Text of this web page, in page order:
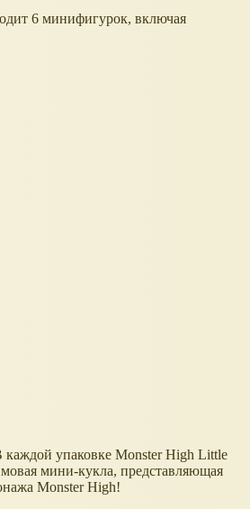
6 минифигурок, включая
каждой упаковке Monster High Little
мини-кукла, представляющая
Monster High!